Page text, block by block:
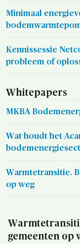
Minimaal
Kennissessie
probleem of
Whitepapers
MKBA
Wat houdt het
Warmtetransitie.
op weg
gemeenten op